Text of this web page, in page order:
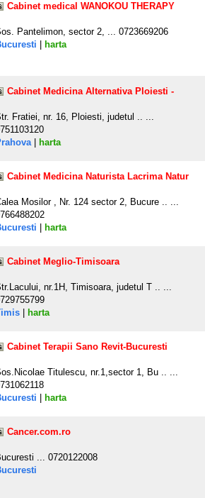
Cabinet medical WANOKOU THERAPY
Pantelimon, sector 2, ... 0723669206
harta
Cabinet Medicina Alternativa Ploiesti -
Fratiei, nr. 16, Ploiesti, judetul .. ...
| harta
Cabinet Medicina Naturista Lacrima Natur
Mosilor , Nr. 124 sector 2, Bucure .. ...
harta
Cabinet Meglio-Timisoara
nr.1H, Timisoara, judetul T .. ...
harta
Cabinet Terapii Sano Revit-Bucuresti
Titulescu, nr.1,sector 1, Bu .. ...
harta
Cancer.com.ro
... 0720122008